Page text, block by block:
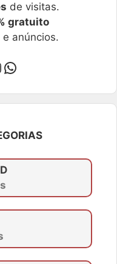
de visitas.
gratuito
anúncios.
WhatsApp